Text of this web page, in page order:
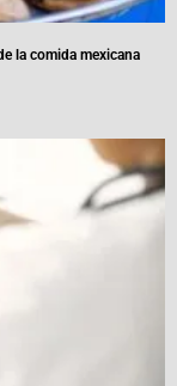
la comida mexicana